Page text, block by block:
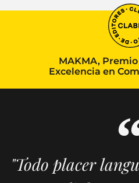
MAKMA,
Excelencia en
"Todo placer